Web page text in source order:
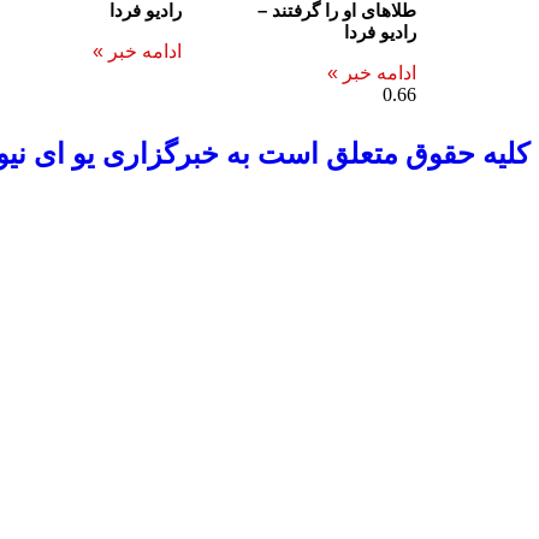
طلاهای او را گرفتند –
رادیو فردا
ادامه خبر »
رادیو فردا
ادامه خبر »
کلیه حقوق متعلق است به خبرگزاری یو ای